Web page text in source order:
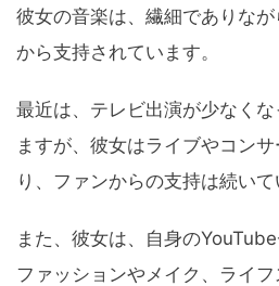
彼女の音楽は、繊細でありな
から支持されています。
最近は、テレビ出演が少なく
ますが、彼女はライブやコン
り、ファンからの支持は続いて
また、彼女は、自身の
ファッションやメイク、ライ